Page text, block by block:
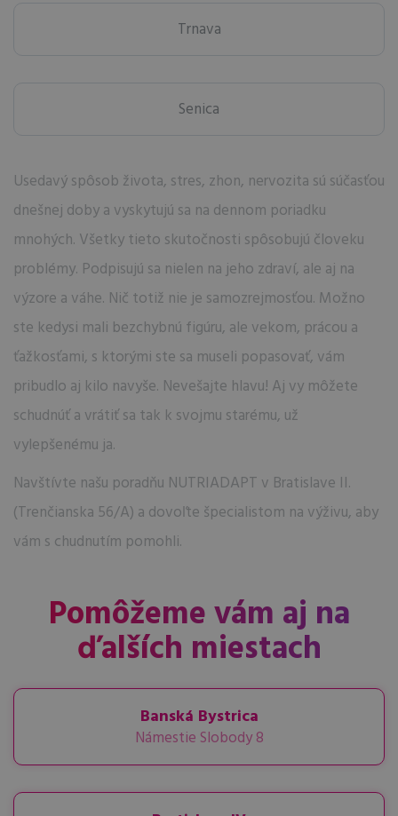
Trnava
Senica
Usedavý spôsob života, stres, zhon, nervozita sú súčasťou
dnešnej doby a vyskytujú sa na dennom poriadku
mnohých. Všetky tieto skutočnosti spôsobujú človeku
problémy. Podpisujú sa nielen na jeho zdraví, ale aj na
výzore a váhe. Nič totiž nie je samozrejmosťou. Možno
ste kedysi mali bezchybnú figúru, ale vekom, prácou a
ťažkosťami, s ktorými ste sa museli popasovať, vám
pribudlo aj kilo navyše. Nevešajte hlavu! Aj vy môžete
schudnúť a vrátiť sa tak k svojmu starému, už
vylepšenému ja.
Navštívte našu poradňu NUTRIADAPT v Bratislave II.
(Trenčianska 56/A) a dovoľte špecialistom na výživu, aby
vám s chudnutím pomohli.
Pomôžeme vám aj na
ďalších miestach
Banská Bystrica
Námestie Slobody 8